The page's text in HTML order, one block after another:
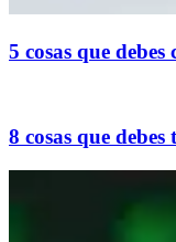
5 cosas que
8 cosas que